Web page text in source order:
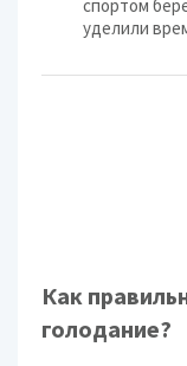
спортом
уделили
Как
голодание?